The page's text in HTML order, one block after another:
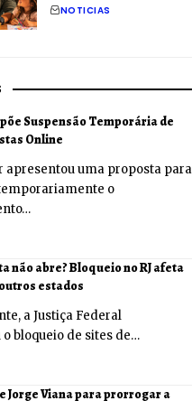
NOTICIAS
Suspensão Temporária de
Online
apresentou uma proposta para
o
não abre? Bloqueio no RJ afeta
estados
a Justiça Federal
bloqueio de sites de…
Jorge Viana para prorrogar a